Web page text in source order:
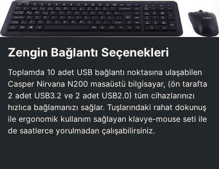
Zengin Bağlantı Seçenekleri
Toplamda 10 adet USB bağlantı noktasına ulaşabilen
Casper Nirvana N200 masaüstü bilgisayar, (ön tarafta
2 adet USB3.2 ve 2 adet USB2.0) tüm cihazlarınızı
hızlıca bağlamanızı sağlar. Tuşlarındaki rahat dokunuş
ile ergonomik kullanım sağlayan klavye-mouse seti ile
de saatlerce yorulmadan çalışabilirsiniz.